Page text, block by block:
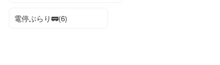
電停ぶらり🚃(6)